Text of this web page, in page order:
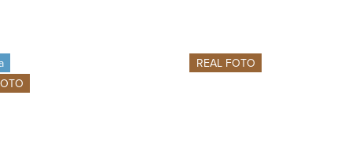
REAL FOTO